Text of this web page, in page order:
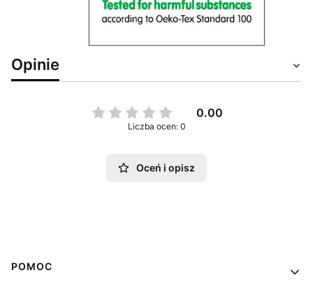
Opinie
0.00
Liczba ocen: 0
Oceń i opisz
Linki w stopce
POMOC